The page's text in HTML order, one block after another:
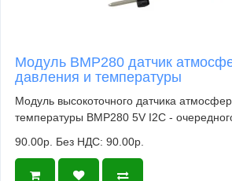
Модуль BMP280 датчик
давления и температуры
Модуль высокоточного датчика
температуры BMP280 5V I2C - очередного
90.00р. Без НДС: 90.00р.